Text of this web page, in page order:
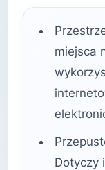
miejsca
Dotyczy